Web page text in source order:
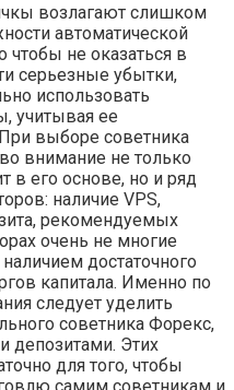
возлагают слишком
автоматической
чтобы не оказаться в
серьезные убытки,
использовать
учитывая ее
выборе советника
внимание не только
в его основе, но и ряд
наличие VPS,
рекомендуемых
очень не многие
достаточного
капитала. Именно по
следует уделить
советника Форекс,
депозитами. Этих
для того, чтобы
самим советникам и